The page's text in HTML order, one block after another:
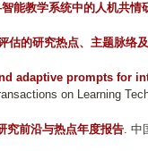
能教学系统中的人机共情
估的研究热点、主题脉络
adaptive prompts for
on Learning
究前沿与热点年度报告. 中